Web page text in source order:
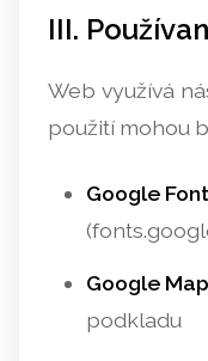
III.
Web využívá
použití mohou
Google
Google
podkladu